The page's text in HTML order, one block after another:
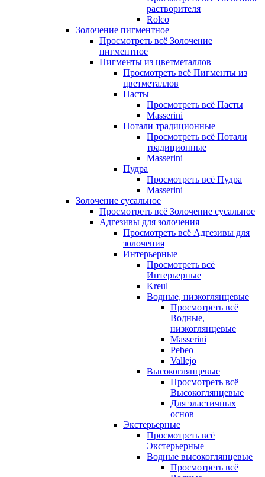
растворителя
Rolco
Золочение пигментное
Просмотреть всё Золочение
пигментное
Пигменты из цветметаллов
Просмотреть всё Пигменты из
цветметаллов
Пасты
Просмотреть всё Пасты
Masserini
Потали традиционные
Просмотреть всё Потали
традиционные
Masserini
Пудра
Просмотреть всё Пудра
Masserini
Золочение сусальное
Просмотреть всё Золочение сусальное
Адгезивы для золочения
Просмотреть всё Адгезивы для
золочения
Интерьерные
Просмотреть всё
Интерьерные
Kreul
Водные, низкоглянцевые
Просмотреть всё
Водные,
низкоглянцевые
Masserini
Pebeo
Vallejo
Высокоглянцевые
Просмотреть всё
Высокоглянцевые
Для эластичных
основ
Экстерьерные
Просмотреть всё
Экстерьерные
Водные высокоглянцевые
Просмотреть всё